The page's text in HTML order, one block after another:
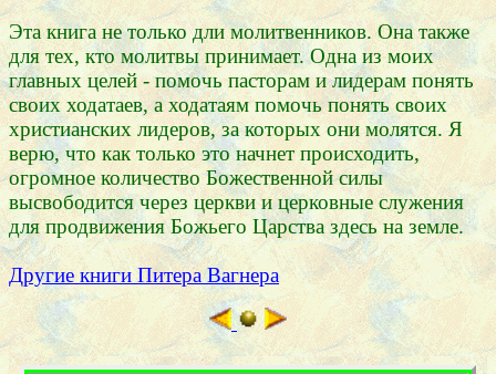
Эта книга не только дли молитвенников. Она также
для тех, кто молитвы принимает. Одна из моих
главных целей - помочь пасторам и лидерам понять
своих ходатаев, а ходатаям помочь понять своих
христианских лидеров, за которых они молятся. Я
верю, что как только это начнет происходить,
огромное количество Божественной силы
высвободится через церкви и церковные служения
для продвижения Божьего Царства здесь на земле.
Другие книги Питера Вагнера